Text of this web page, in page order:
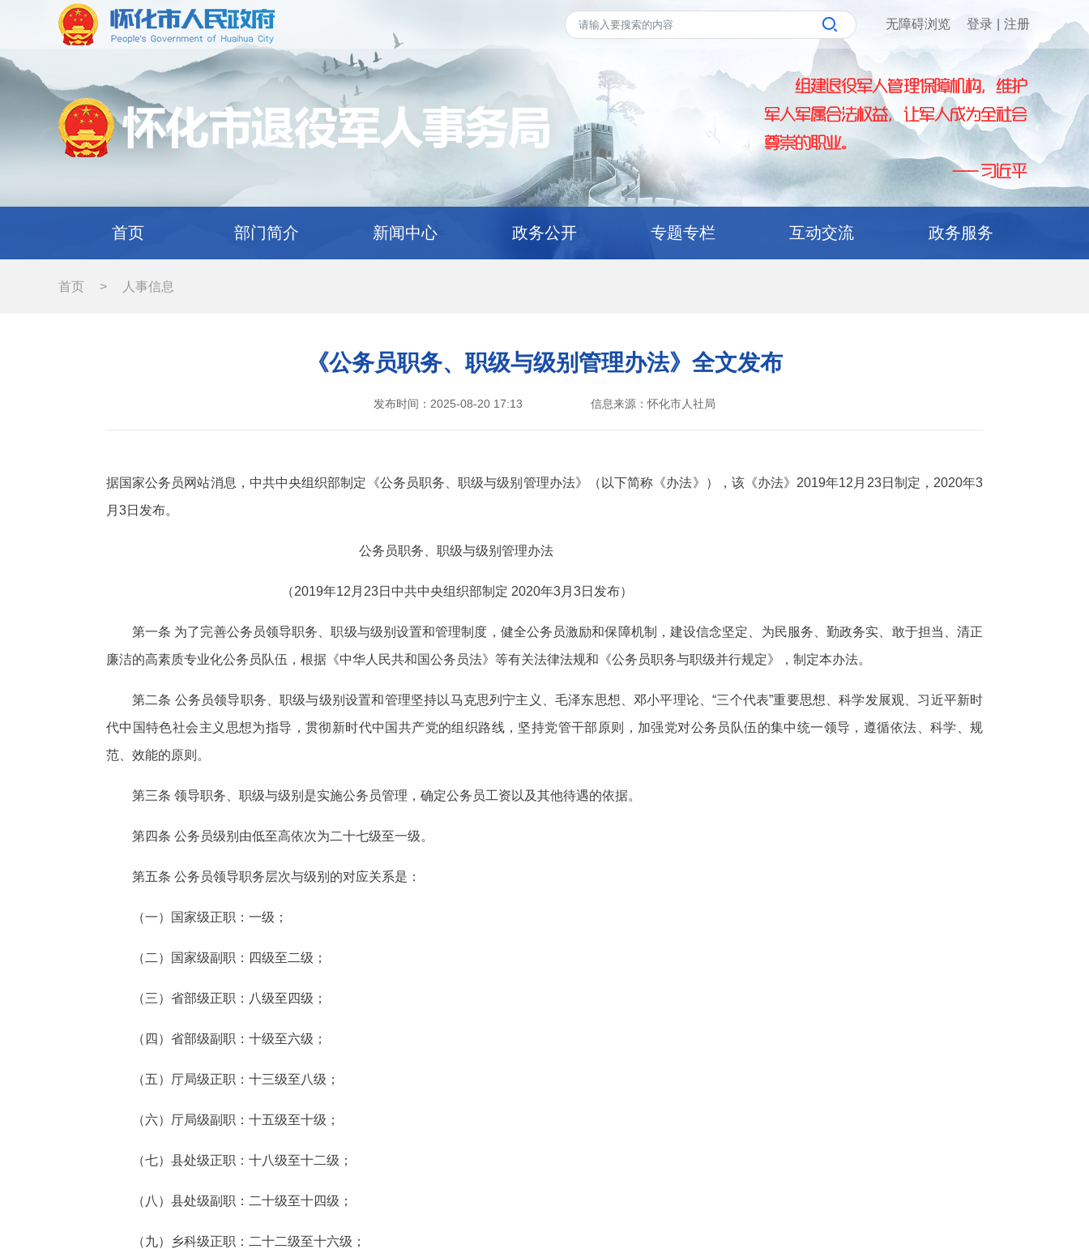
无障碍浏览 登录 注册
首页 部门简介 新闻中心 政务公开 专题专栏 互动交流 政务服务
首页 > 人事信息
《公务员职务、职级与级别管理办法》全文发布
发布时间：2025-08-20 17:13 信息来源：怀化市人社局
据国家公务员网站消息，中共中央组织部制定《公务员职务、职级与级别管理办法》（以下简称《办法》），该《办法》2019年12月23日制定，2020年3
月3日发布。
公务员职务、职级与级别管理办法
（2019年12月23日中共中央组织部制定 2020年3月3日发布）
第一条 为了完善公务员领导职务、职级与级别设置和管理制度，健全公务员激励和保障机制，建设信念坚定、为民服务、勤政务实、敢于担当、清正
廉洁的高素质专业化公务员队伍，根据《中华人民共和国公务员法》等有关法律法规和《公务员职务与职级并行规定》，制定本办法。
第二条 公务员领导职务、职级与级别设置和管理坚持以马克思列宁主义、毛泽东思想、邓小平理论、“三个代表”重要思想、科学发展观、习近平新时
代中国特色社会主义思想为指导，贯彻新时代中国共产党的组织路线，坚持党管干部原则，加强党对公务员队伍的集中统一领导，遵循依法、科学、规
范、效能的原则。
第三条 领导职务、职级与级别是实施公务员管理，确定公务员工资以及其他待遇的依据。
第四条 公务员级别由低至高依次为二十七级至一级。
第五条 公务员领导职务层次与级别的对应关系是：
（一）国家级正职：一级；
（二）国家级副职：四级至二级；
（三）省部级正职：八级至四级；
（四）省部级副职：十级至六级；
（五）厅局级正职：十三级至八级；
（六）厅局级副职：十五级至十级；
（七）县处级正职：十八级至十二级；
（八）县处级副职：二十级至十四级；
（九）乡科级正职：二十二级至十六级；